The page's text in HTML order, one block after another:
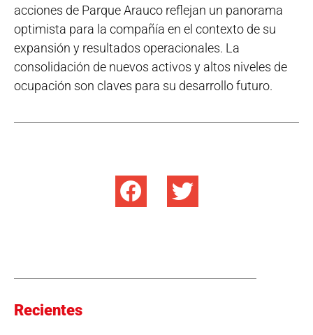
acciones de Parque Arauco reflejan un panorama
optimista para la compañía en el contexto de su
expansión y resultados operacionales. La
consolidación de nuevos activos y altos niveles de
ocupación son claves para su desarrollo futuro.
Recientes